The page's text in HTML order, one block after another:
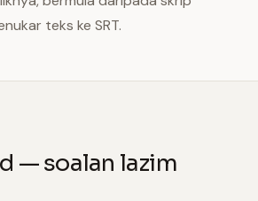
teks ke SRT.
— soalan lazim